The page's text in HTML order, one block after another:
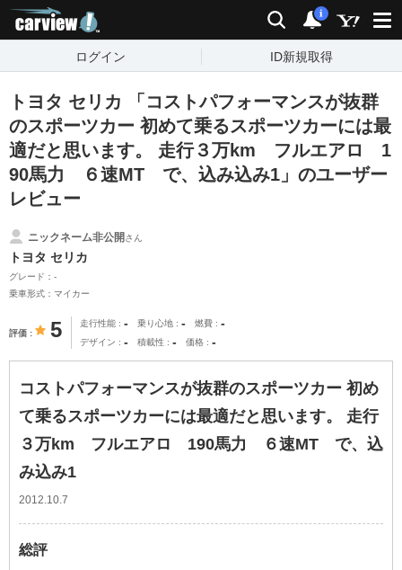
検索 通知
i
ログイン ID新規取得
トヨタ セリカ 「コストパフォーマンスが抜群
のスポーツカー 初めて乗るスポーツカーには最
適だと思います。 走行３万km フルエアロ 1
90馬力 ６速MT で、込み込み1」のユーザー
レビュー
ニックネーム非公開さん
トヨタ セリカ
グレード：-
乗車形式：マイカー
評価 5 走行性能 - 乗り心地 - 燃費 -
デザイン - 積載性 - 価格 -
コストパフォーマンスが抜群のスポーツカー 初め
て乗るスポーツカーには最適だと思います。 走行
３万km フルエアロ 190馬力 ６速MT で、込
み込み1
2012.10.7
総評